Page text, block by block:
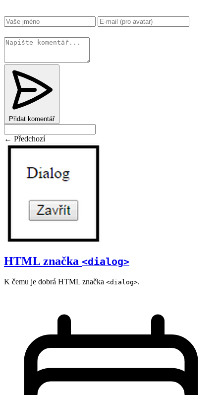
Přidat komentář
← Předchozí
HTML značka <dialog>
K čemu je dobrá HTML značka <dialog>.